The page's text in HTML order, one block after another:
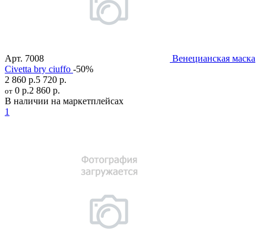
Арт. 7008
Венецианская маска
Civetta bry ciuffo -50%
2 860 р.5 720 р.
от 0 р.2 860 р.
В наличии на маркетплейсах
1